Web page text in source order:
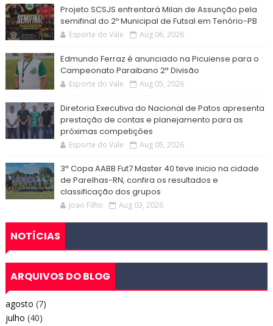
Projeto SCSJS enfrentará Milan de Assunção pela
semifinal do 2º Municipal de Futsal em Tenório-PB
Esporte do Vale Aug 06, 2026
Edmundo Ferraz é anunciado na Picuiense para o
Campeonato Paraibano 2ª Divisão
Esporte do Vale Aug 05, 2026
Diretoria Executiva do Nacional de Patos apresenta
prestação de contas e planejamento para as
próximas competições
Esporte do Vale Aug 05, 2026
3ª Copa AABB Fut7 Master 40 teve inicio na cidade
de Parelhas-RN, confira os resultados e
classificação dos grupos
Joao Filho Aug 03, 2026
NOTÍCIAS
ARQUIVOS DO BLOG
agosto (7)
julho (40)